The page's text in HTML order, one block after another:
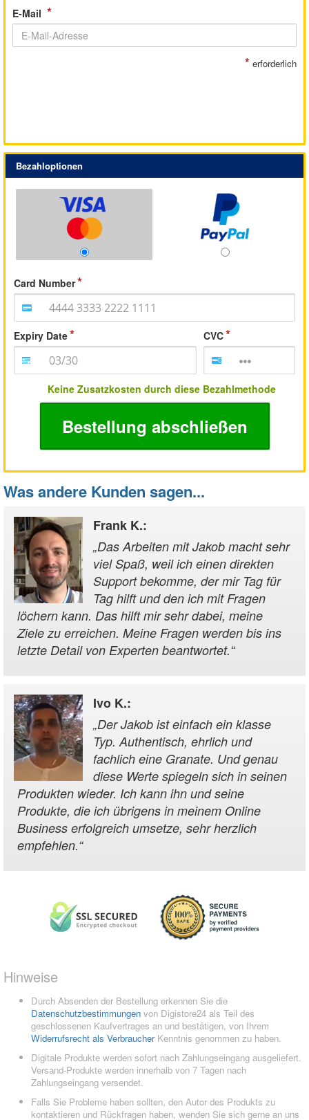
E-Mail *
* erforderlich
Bezahloptionen
Card Number
Expiry Date CVC
Keine Zusatzkosten durch diese Bezahlmethode
Bestellung abschließen
Was andere Kunden sagen...
Frank K.:
„Das Arbeiten mit Jakob macht sehr
viel Spaß, weil ich einen direkten
Support bekomme, der mir Tag für
Tag hilft und den ich mit Fragen
löchern kann. Das hilft mir sehr dabei, meine
Ziele zu erreichen. Meine Fragen werden bis ins
letzte Detail von Experten beantwortet.“
Ivo K.:
„Der Jakob ist einfach ein klasse
Typ. Authentisch, ehrlich und
fachlich eine Granate. Und genau
diese Werte spiegeln sich in seinen
Produkten wieder. Ich kann ihn und seine
Produkte, die ich übrigens in meinem Online
Business erfolgreich umsetze, sehr herzlich
empfehlen.“
Hinweise
Durch Absenden der Bestellung erkennen Sie die
Datenschutzbestimmungen von Digistore24 als Teil des
geschlossenen Kaufvertrages an und bestätigen, von Ihrem
Widerrufsrecht als VerbraucherKenntnis genommen zu haben.
Digitale Produkte werden sofort nach Zahlungseingang ausgeliefert.
Versand-Produkte werden innerhalb von 7 Tagen nach
Zahlungseingang versendet.
Falls Sie Probleme haben sollten, den Autor des Produkts zu
kontaktieren und Rückfragen haben, wenden Sie sich gerne an uns